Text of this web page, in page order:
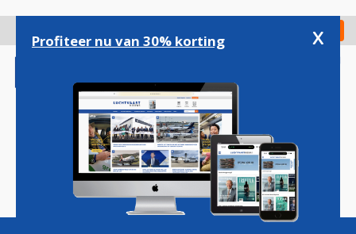
gaan
Check in
Magazine Podcasts Vacatures
Profiteer nu van 30% korting x